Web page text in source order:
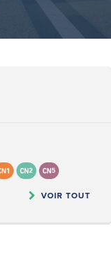
CN2 CN5
VOIR TOUT